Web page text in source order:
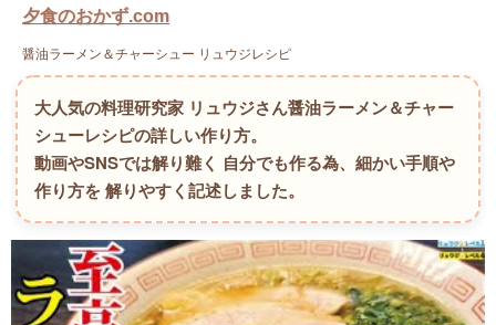
夕食のおかず.com
醤油ラーメン＆チャーシュー リュウジレシピ
大人気の料理研究家 リュウジさん醤油ラーメン＆チャー
シューレシピの詳しい作り方。
動画やSNSでは解り難く 自分でも作る為、細かい手順や
作り方を 解りやすく記述しました。